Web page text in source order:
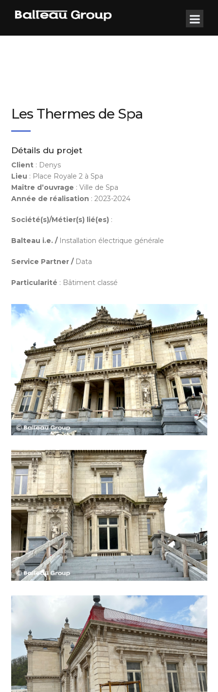
Les Thermes de Spa
Détails du projet
Client: Denys
Lieu : Place Royale 2 à Spa
Maître d’ouvrage : Ville de Spa
Année de réalisation : 2023-2024
Société(s)/Métier(s) lié(es):
Balteau i.e. /Installation électrique générale
Service Partner /Data
Particularité : Bâtiment classé